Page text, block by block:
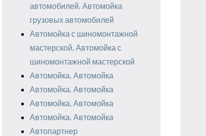
автомобилей, Автомойка
грузовых автомобилей
Автомойка с шиномонтажной
мастерской, Автомойка с
шиномонтажной мастерской
Автомойка, Автомойка
Автомойка, Автомойка
Автомойка, Автомойка
Автомойка, Автомойка
Автопартнер